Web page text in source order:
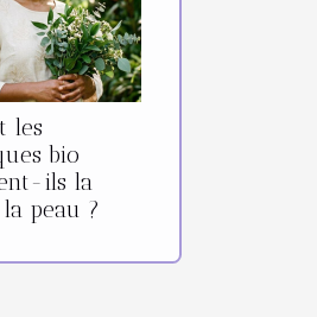
les
bio
ils la
peau ?